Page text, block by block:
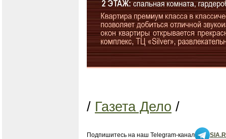
/ Газета Дело /
Подпишитесь на наш Telegram-канал